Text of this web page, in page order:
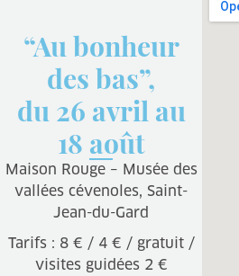
“Au bonheur
des bas”,
du 26 avril au
18 août
Maison Rouge – Musée des
vallées cévenoles, Saint-
Jean-du-Gard
Tarifs : 8 € / 4 € / gratuit /
visites guidées 2 €